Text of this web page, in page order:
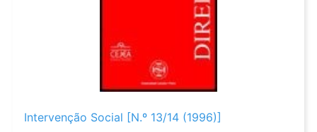
Intervenção Social [N.º 13/14 (1996)]